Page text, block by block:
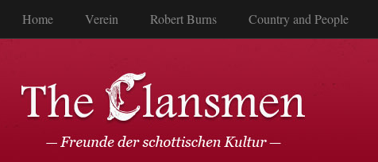
Home Verein Robert Burns Country and People